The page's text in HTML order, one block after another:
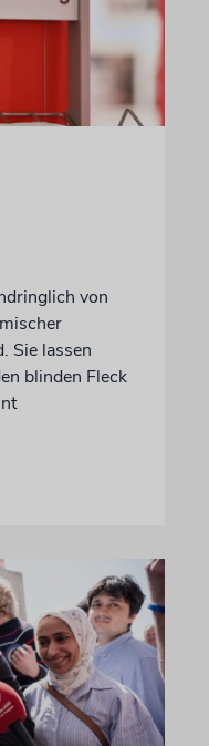
von
Sie lassen
blinden Fleck